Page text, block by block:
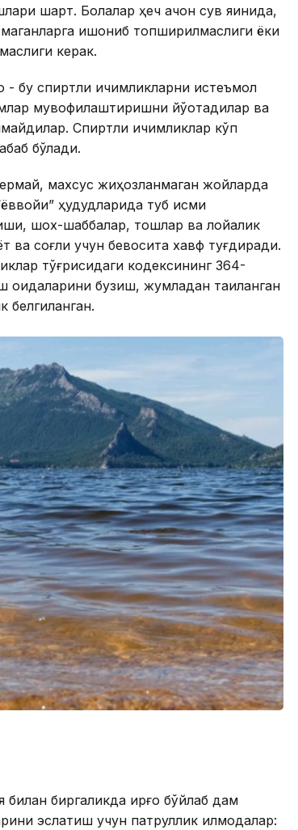
шарт. Болалар ҳеч қачон сув яқинида,
ишониб топширилмаслиги ёки
керак.
бу спиртли ичимликларни истеъмол
мувофиқлаштиришни йўқотадилар ва
Спиртли ичимликлар кўп
бўлади.
махсус жиҳозланмаган жойларда
ҳудудларида туб қисми
шох-шаббалар, тошлар ва лойқалик
соғлиқ учун бевосита хавф туғдиради.
тўғрисидаги кодексининг 364-
бузиш, жумладан тақиқланган
биргаликда қирғоқ бўйлаб дам
эслатиш учун патруллик қилмоқдалар: